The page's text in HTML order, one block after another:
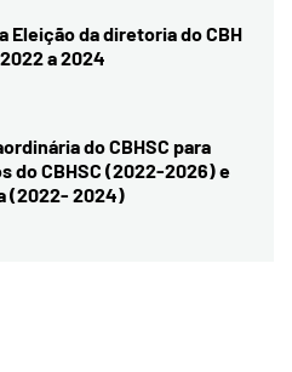
Eleição da diretoria do CBH
a 2024
do CBHSC para
do CBHSC (2022-2026) e
(2022- 2024)